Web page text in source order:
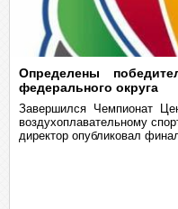
Определены
федерального округа
Завершился Чемпионат
воздухоплавательному
директор опубликовал